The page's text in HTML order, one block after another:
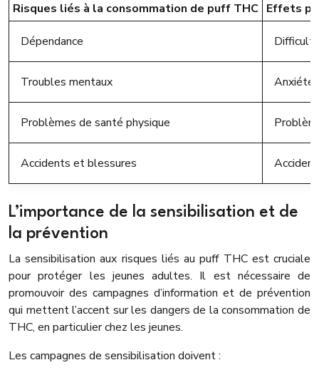
Risques liés à la consommation de puff THC Effets
Dépendance
Troubles mentaux Anxiété,
Problèmes de santé physique
Accidents et blessures
L’importance de la sensibilisation et de
la prévention
La sensibilisation aux risques liés au puff THC est cruciale
pour protéger les jeunes adultes. Il est nécessaire de
promouvoir des campagnes d’information et de prévention
qui mettent l’accent sur les dangers de la consommation de
THC, en particulier chez les jeunes.
Les campagnes de sensibilisation doivent :